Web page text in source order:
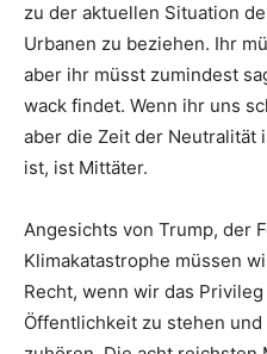
zu der aktuellen Situation
Urbanen zu beziehen. Ihr
aber ihr müsst zumindest
wack findet. Wenn ihr uns
aber die Zeit der Neutralität
ist, ist Mittäter.
Angesichts von Trump, der
Klimakatastrophe müssen
Recht, wenn wir das
Öffentlichkeit zu stehen